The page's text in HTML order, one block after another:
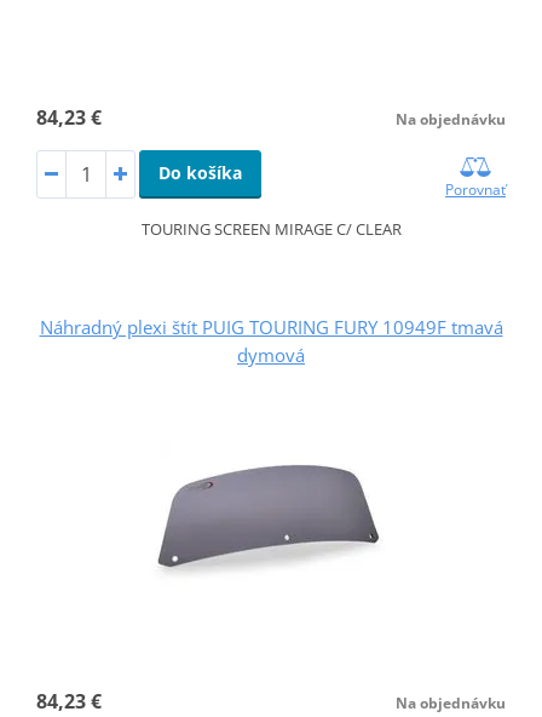
84,23 € Na objednávku
Do košíka
Porovnať
TOURING SCREEN MIRAGE C/ CLEAR
Náhradný plexi štít PUIG TOURING FURY 10949F tmavá
dymová
84,23 € Na objednávku